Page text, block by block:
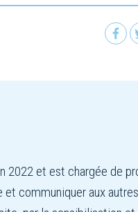
2022 et est chargée de
communiquer aux